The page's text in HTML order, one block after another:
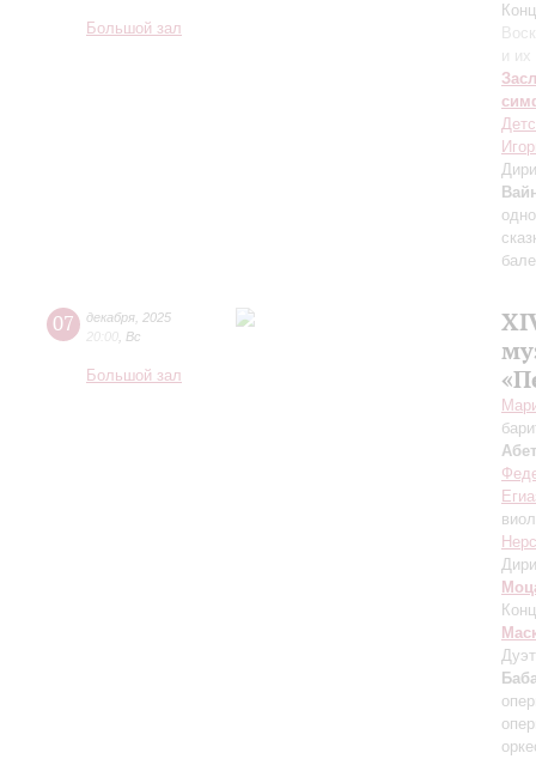
Большой зал
и их
07 декабря 2025
20:00 Вс
Большой зал